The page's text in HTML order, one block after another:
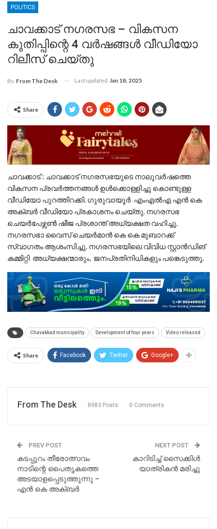
POLITICS
ചാവക്കാട് നഗരസഭ – വികസന
കുതിപ്പിന്റെ 4 വർഷങ്ങൾ വീഡിയോ
റിലീസ്‌ ചെയ്തു
By From The Desk Last updated Jan 18, 2025
Share
ചാവക്കാട് : ചാവക്കാട് നഗരസഭയുടെ നാലുവർഷത്തെ
വികസന പ്രവർത്തനങ്ങൾ ഉൾക്കൊള്ളിച്ചു കൊണ്ടുള്ള
വീഡിയോ പുറത്തിറക്കി. ഗുരുവായൂർ എംഎൽഎ എൻ കെ
അക്ബർ വീഡിയോ പ്രകാശനം ചെയ്തു. നഗരസഭ
ചെയർപേഴ്സൺ ഷീജ പ്രശാന്ത് അധ്യക്ഷത വഹിച്ചു.
നഗരസഭാ വൈസ് ചെയർമാൻ കെ കെ മുബാറക്ക്
സ്വാഗതം ആശംസിച്ചു. നഗരസഭയിലെ വിവിധ സ്റ്റാൻഡിങ്
കമ്മിറ്റി അധ്യക്ഷന്മാരും, ജനപ്രതിനിധികളും പങ്കെടുത്തു.
Chavakkad municipality Development of four years Video released
Share Facebook Twitter Google+
From The Desk 8983 Posts 0 Comments
PREV POST
കടപ്പുറം തീരോത്സവം
നാടിന്റെ പൈതൃകത്തെ
അടയാളപ്പെടുത്തുന്നു –
എൻ കെ അക്ബർ
NEXT POST
കാറിടിച്ച് സൈക്കിൾ
യാത്രികൻ മരിച്ചു